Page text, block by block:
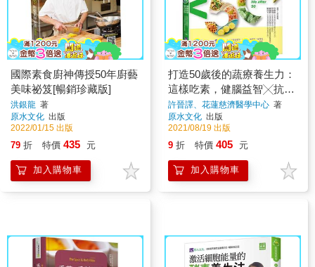
國際素食廚神傳授50年廚藝
美味祕笈[暢銷珍藏版]
洪銀龍 著
原水文化 出版
2022/01/15 出版
79 折 特價 435 元
加入購物車
打造50歲後的蔬療養生力：
這樣吃素，健腦益智╳抗病
慢老╳增肌保骨
許晉譯、花蓮慈濟醫學中心 著
原水文化 出版
2021/08/19 出版
9 折 特價 405 元
加入購物車